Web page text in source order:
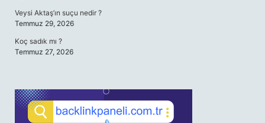
Veysi Aktaş’ın suçu nedir ?
Temmuz 29, 2026
Koç sadık mı ?
Temmuz 27, 2026